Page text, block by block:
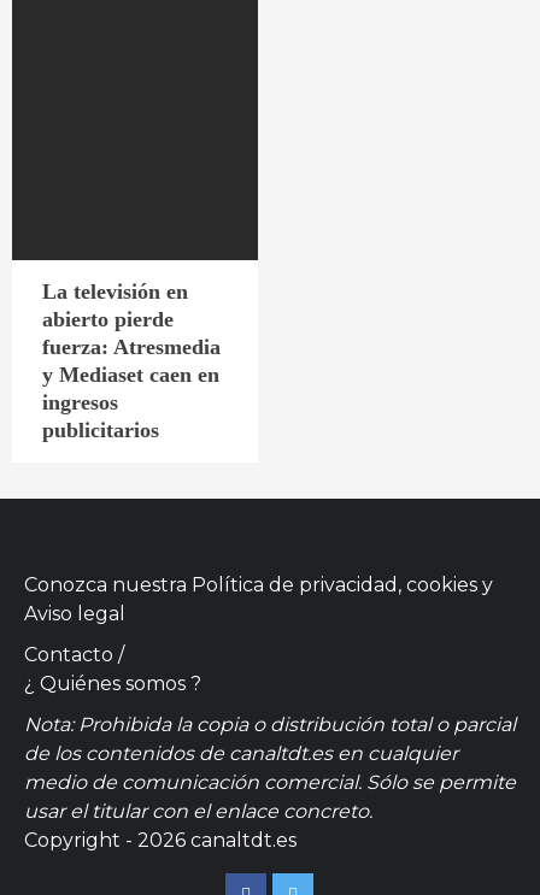
La televisión en
abierto pierde
fuerza: Atresmedia
y Mediaset caen en
ingresos
publicitarios
Conozca nuestra Política de privacidad, cookies y
Aviso legal
Contacto /
¿ Quiénes somos ?
Nota: Prohibida la copia o distribución total o parcial
de los contenidos de canaltdt.es en cualquier
medio de comunicación comercial. Sólo se permite
usar el titular con el enlace concreto.
Copyright - 2026 canaltdt.es